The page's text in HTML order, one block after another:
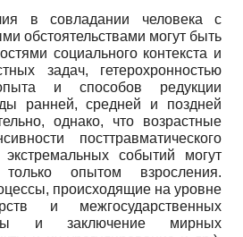
в совладании человека с
обстоятельствами могут быть
социального контекста и
задач, гетерохронностью
опыта и способов редукции
ранней, средней и поздней
однако, что возрастные
посттравматического
событий могут
опытом взросления.
происходящие на уровне
и межгосударственных
и заключение мирных